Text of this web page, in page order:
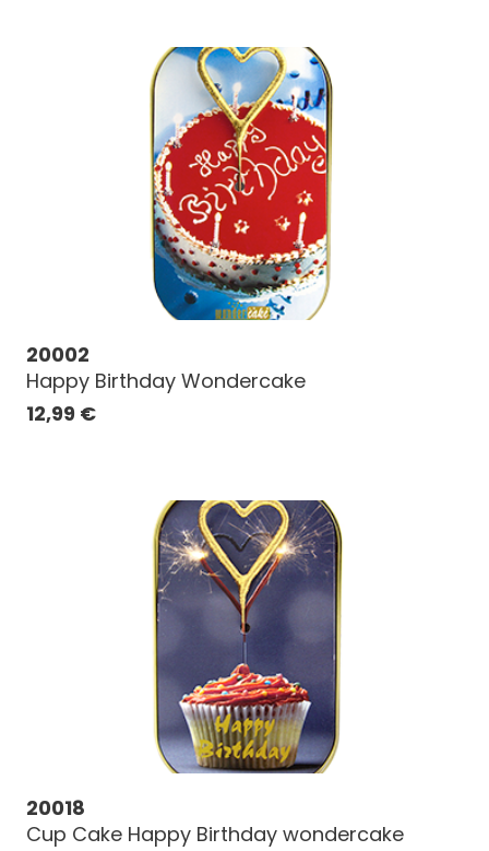
20002
Happy Birthday Wondercake
12,99 €
20018
Cup Cake Happy Birthday wondercake